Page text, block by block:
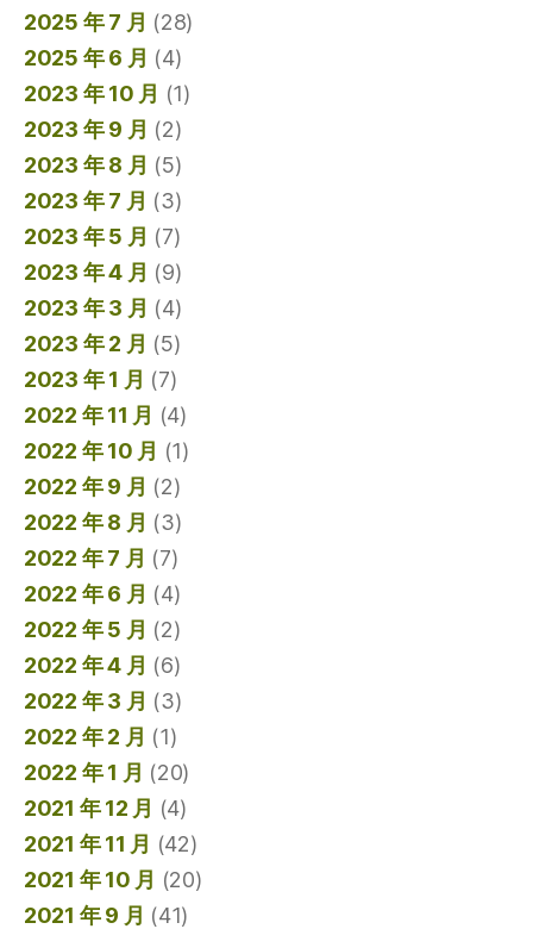
2025 年 7 月 (28)
2025 年 6 月 (4)
2023 年 10 月 (1)
2023 年 9 月 (2)
2023 年 8 月 (5)
2023 年 7 月 (3)
2023 年 5 月 (7)
2023 年 4 月 (9)
2023 年 3 月 (4)
2023 年 2 月 (5)
2023 年 1 月 (7)
2022 年 11 月 (4)
2022 年 10 月 (1)
2022 年 9 月 (2)
2022 年 8 月 (3)
2022 年 7 月 (7)
2022 年 6 月 (4)
2022 年 5 月 (2)
2022 年 4 月 (6)
2022 年 3 月 (3)
2022 年 2 月 (1)
2022 年 1 月 (20)
2021 年 12 月 (4)
2021 年 11 月 (42)
2021 年 10 月 (20)
2021 年 9 月 (41)